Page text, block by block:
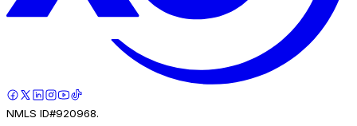
NMLS ID#920968.